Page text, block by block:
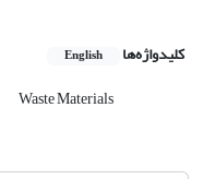
کلیدواژه‌ها English
Waste Materials